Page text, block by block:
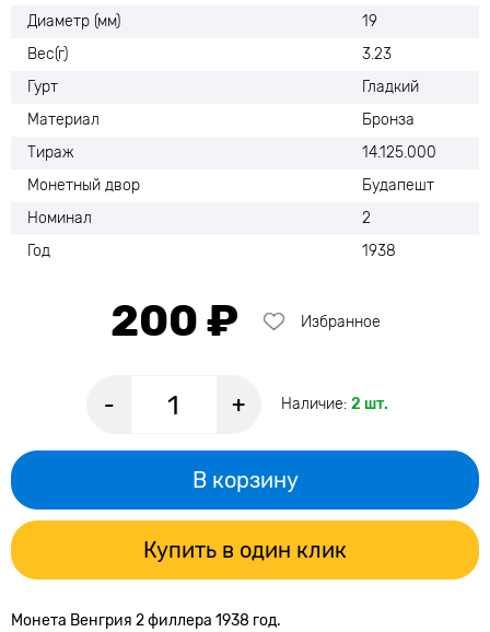
Диаметр (мм)
19
Вес(г)
3.23
Гурт
Гладкий
Материал
Бронза
Тираж
14.125.000
Монетный двор
Будапешт
Номинал
2
Год
1938
200 ₽ Избранное
- + Наличие: 2 шт.
В корзину
Купить в один клик
Монета Венгрия 2 филлера 1938 год.